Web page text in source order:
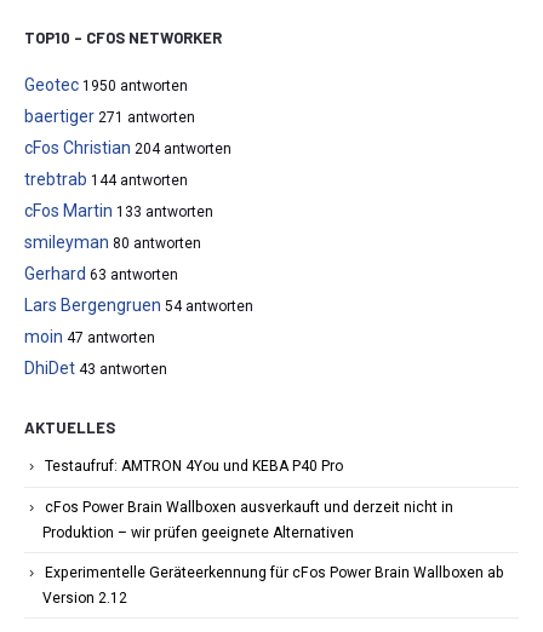
TOP10 – CFOS NETWORKER
Geotec 1950 antworten
baertiger 271 antworten
cFos Christian 204 antworten
trebtrab 144 antworten
cFos Martin 133 antworten
smileyman 80 antworten
Gerhard 63 antworten
Lars Bergengruen 54 antworten
moin 47 antworten
DhiDet 43 antworten
AKTUELLES
Testaufruf: AMTRON 4You und KEBA P40 Pro
cFos Power Brain Wallboxen ausverkauft und derzeit nicht in
Produktion – wir prüfen geeignete Alternativen
Experimentelle Geräteerkennung für cFos Power Brain Wallboxen ab
Version 2.12